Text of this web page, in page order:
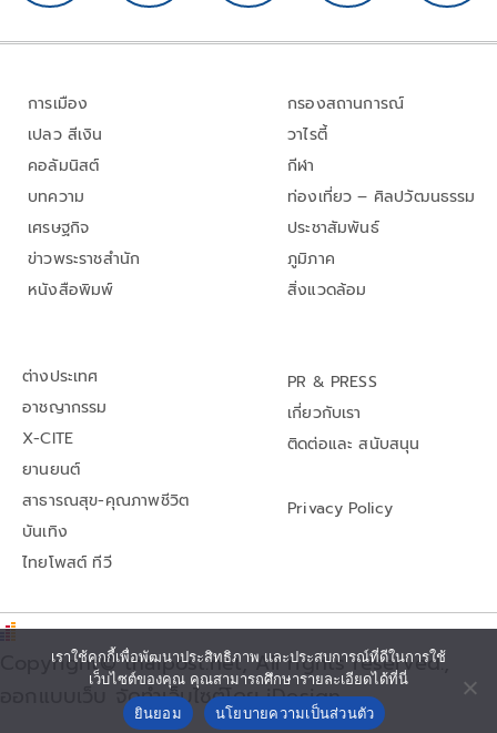
การเมือง
เปลว สีเงิน
คอลัมนิสต์
บทความ
เศรษฐกิจ
ข่าวพระราชสำนัก
หนังสือพิมพ์
กรองสถานการณ์
วาไรตี้
กีฬา
ท่องเที่ยว – ศิลปวัฒนธรรม
ประชาสัมพันธ์
ภูมิภาค
สิ่งแวดล้อม
ต่างประเทศ
อาชญากรรม
X-CITE
ยานยนต์
สาธารณสุข-คุณภาพชีวิต
บันเทิง
ไทยโพสต์ ทีวี
PR & PRESS
เกี่ยวกับเรา
ติดต่อและ สนับสนุน
Privacy Policy
Copyright© thaipost.net, All rights reserved.,
ออกแบบเว็บ จัดทำเว็บไซต์โดย iDesign
เราใช้คุกกี้เพื่อพัฒนาประสิทธิภาพ และประสบการณ์ที่ดีในการใช้
เว็บไซต์ของคุณ คุณสามารถศึกษารายละเอียดได้ที่นี่
ยินยอม
นโยบายความเป็นส่วนตัว